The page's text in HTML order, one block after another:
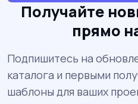
Получайте
прямо
Подпишитесь на
каталога и первыми
шаблоны для ваших